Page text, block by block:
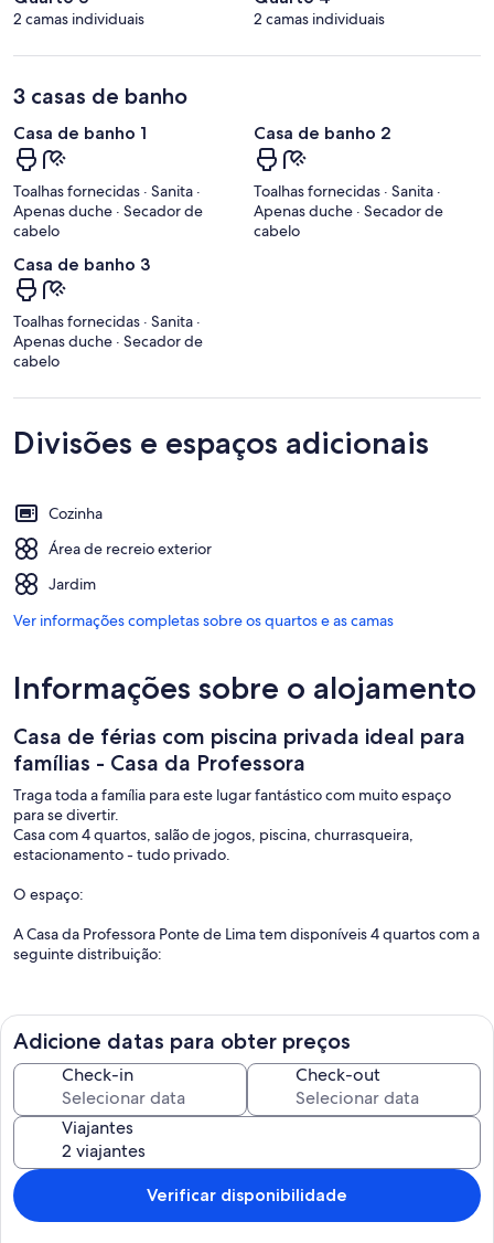
2 camas individuais 2 camas individuais
3 casas de banho
Casa de banho 1
Toalhas fornecidas · Sanita ·
Apenas duche · Secador de
cabelo
Casa de banho 2
Toalhas fornecidas · Sanita ·
Apenas duche · Secador de
cabelo
Casa de banho 3
Toalhas fornecidas · Sanita ·
Apenas duche · Secador de
cabelo
Divisões e espaços adicionais
Cozinha
Área de recreio exterior
Jardim
Ver informações completas sobre os quartos e as camas
Informações sobre o alojamento
Casa de férias com piscina privada ideal para
famílias - Casa da Professora
Traga toda a família para este lugar fantástico com muito espaço
para se divertir.
Casa com 4 quartos, salão de jogos, piscina, churrasqueira,
estacionamento - tudo privado.
O espaço:
A Casa da Professora Ponte de Lima tem disponíveis 4 quartos com a
seguinte distribuição:
- 1 Quarto com cama de casal e casa de banho privada;
- 2 Quartos com 2 camas de solteiro;
- 1 Quarto com cama de casal;
- 1 Quarto com 1 berço e 1 cama de criança;
Casas de banho:
- 2 casas de banho completas comuns
- 1 casa de banho completa em suite;
Divertimentos:
- Salão de jogos com ping-pong; matraquilhos e setas;
Adicione datas para obter preços
Check-in Check-out
Viajantes
Verificar disponibilidade